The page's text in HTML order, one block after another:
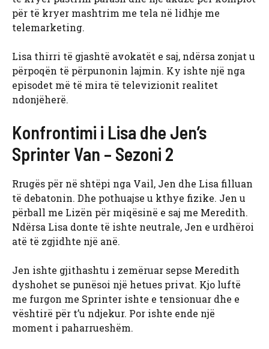
për të kryer mashtrim me tela në lidhje me
telemarketing.
Lisa thirri të gjashtë avokatët e saj, ndërsa zonjat u
përpoqën të përpunonin lajmin. Ky ishte një nga
episodet më të mira të televizionit realitet
ndonjëherë.
Konfrontimi i Lisa dhe Jen’s
Sprinter Van – Sezoni 2
Rrugës për në shtëpi nga Vail, Jen dhe Lisa filluan
të debatonin. Dhe pothuajse u kthye fizike. Jen u
përball me Lizën për miqësinë e saj me Meredith.
Ndërsa Lisa donte të ishte neutrale, Jen e urdhëroi
atë të zgjidhte një anë.
Jen ishte gjithashtu i zemëruar sepse Meredith
dyshohet se punësoi një hetues privat. Kjo luftë
me furgon me Sprinter ishte e tensionuar dhe e
vështirë për t’u ndjekur. Por ishte ende një
moment i paharrueshëm.